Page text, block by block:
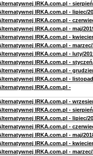
IRKA.com.pl -
IRKA.com.pl - lipiec/
IRKA.com.pl -
IRKA.com.pl - maj/
IRKA.com.pl -
IRKA.com.pl - marzec/
IRKA.com.pl - luty/
IRKA.com.pl -
IRKA.com.pl -
IRKA.com.pl -
IRKA.com.pl -
IRKA.com.pl -
IRKA.com.pl -
IRKA.com.pl - lipiec/
IRKA.com.pl -
IRKA.com.pl - maj/
IRKA.com.pl -
IRKA.com.pl - marzec/